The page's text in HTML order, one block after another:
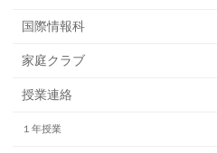
国際情報科
家庭クラブ
授業連絡
１年授業